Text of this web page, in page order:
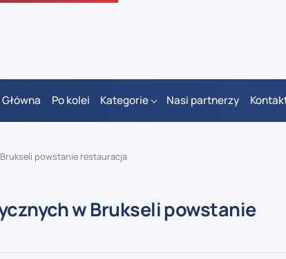
Po kolei Kategorie Nasi partnerzy
powstanie restauracja
w Brukseli powstanie